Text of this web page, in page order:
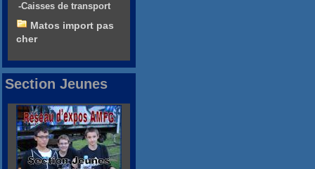
-Caisses de transport
Matos import pas
cher
Section Jeunes